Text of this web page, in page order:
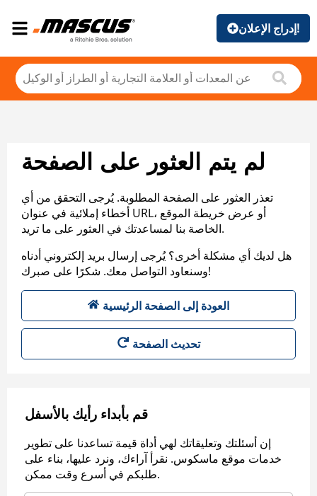
إدراج الإعلان!
لم يتم العثور على الصفحة
تعذر العثور على الصفحة المطلوبة. يُرجى التحقق من أي
أخطاء إملائية في عنوان URL، أو عرض خريطة الموقع
الخاصة بنا لمساعدتك في العثور على ما تريد.
هل لديك أي مشكلة أخرى؟ يُرجى إرسال بريد إلكتروني أدناه
وسنعاود التواصل معك. شكرًا على صبرك!
العودة إلى الصفحة الرئيسية
تحديث الصفحة
قم بأبداء رأيك بالأسفل
إن أسئلتك وتعليقاتك لهي أداة قيمة تساعدنا على تطوير
خدمات موقع ماسكوس. نقرأ آراءك، ونرد عليها، بناء على
طلبكم في أسرع وقت ممكن.